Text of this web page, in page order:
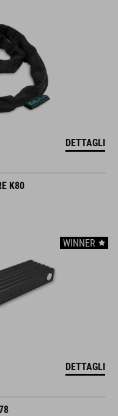
DETTAGLI
K80
WINNER
DETTAGLI